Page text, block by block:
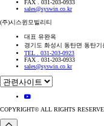
FAX . 031-203-0933
sales@syswin.co.kr
(주)시스윈모빌리티
대표 유완옥
경기도 화성시 동탄면 동탄
TEL . 031-203-0923
FAX . 031-203-0933
sales@syswin.co.kr
COPYRIGHT© ALL RIGHTS